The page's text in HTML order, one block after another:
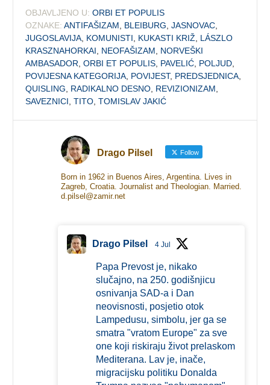
OBJAVLJENO U: ORBI ET POPULIS
OZNAKE: ANTIFAŠIZAM BLEIBURG ,JASNOVAC
JUGOSLAVIJA KOMUNISTI KUKASTI KRIŽ
LÁSZLO
KRASZNAHORKAI
NEOFAŠIZAM
NORVEŠKI
AMBASADOR ,ORBI ET POPULIS PAVELIĆ POLJUD
POVIJESNA KATEGORIJA POVIJEST, PREDSJEDNICA
QUISLING
RADIKALNO DESNO REVIZIONIZAM
SAVEZNICI ,TITO ,TOMISLAV JAKIĆ
Drago Pilsel Follow
Born in 1962 in Buenos Aires, Argentina. Lives in
Zagreb, Croatia. Journalist and Theologian. Married.
d.pilsel@zamir.net
Drago Pilsel 4 Jul
Papa Prevost je, nikako
slučajno, na 250. godišnjicu
osnivanja SAD-a i Dan
neovisnosti, posjetio otok
Lampedusu, simbolu, jer ga se
smatra "vratom Europe" za sve
one koji riskiraju život prelaskom
Mediterana. Lav je, inače,
migracijsku politiku Donalda